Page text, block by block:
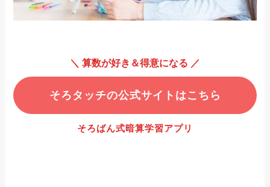
＼ 算数が好き＆得意になる ／
そろタッチの公式サイトはこちら
そろばん式暗算学習アプリ